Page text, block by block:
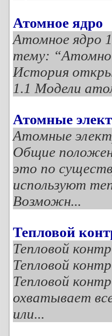
Атомное ядро
Атомное ядро
тему:
История
1.1 Модели
Атомные
Атомные
Общие
это по
используют
Возможн...
Тепловой
Тепловой
Тепловой
Тепловой
охватывает
или...